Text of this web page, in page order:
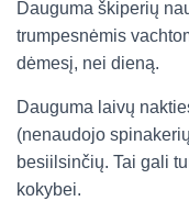
Dauguma škiperių
trumpesnėmis
dėmesį, nei dieną.
Dauguma laivų
(nenaudojo
besiilsinčių. Tai gali
kokybei.